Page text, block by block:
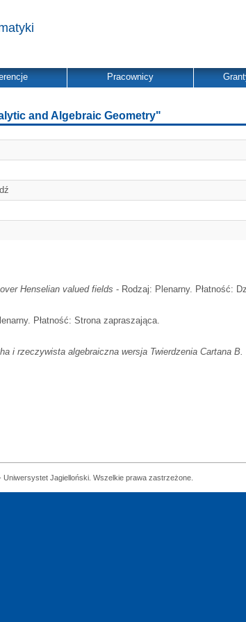
Pracownicy
and Algebraic Geometry"
Henselian valued fields - Rodzaj: Plenarny. Płatność:
Płatność: Strona zapraszająca.
i rzeczywista algebraiczna wersja Twierdzenia Cartana B.
Jagielloński. Wszelkie prawa zastrzeżone.